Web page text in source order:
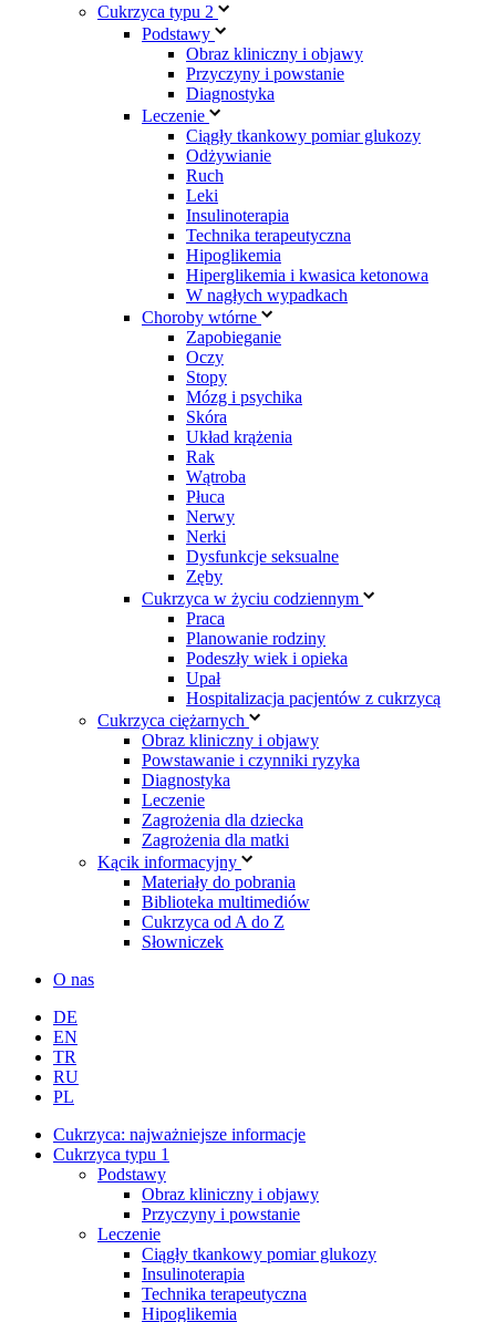
Cukrzyca typu 2
Podstawy
Obraz kliniczny i objawy
Przyczyny i powstanie
Diagnostyka
Leczenie
Ciągły tkankowy pomiar glukozy
Odżywianie
Ruch
Leki
Insulinoterapia
Technika terapeutyczna
Hipoglikemia
Hiperglikemia i kwasica ketonowa
W nagłych wypadkach
Choroby wtórne
Zapobieganie
Oczy
Stopy
Mózg i psychika
Skóra
Układ krążenia
Rak
Wątroba
Płuca
Nerwy
Nerki
Dysfunkcje seksualne
Zęby
Cukrzyca w życiu codziennym
Praca
Planowanie rodziny
Podeszły wiek i opieka
Upał
Hospitalizacja pacjentów z cukrzycą
Cukrzyca ciężarnych
Obraz kliniczny i objawy
Powstawanie i czynniki ryzyka
Diagnostyka
Leczenie
Zagrożenia dla dziecka
Zagrożenia dla matki
Kącik informacyjny
Materiały do pobrania
Biblioteka multimediów
Cukrzyca od A do Z
Słowniczek
O nas
DE
EN
TR
RU
PL
Cukrzyca: najważniejsze informacje
Cukrzyca typu 1
Podstawy
Obraz kliniczny i objawy
Przyczyny i powstanie
Leczenie
Ciągły tkankowy pomiar glukozy
Insulinoterapia
Technika terapeutyczna
Hipoglikemia